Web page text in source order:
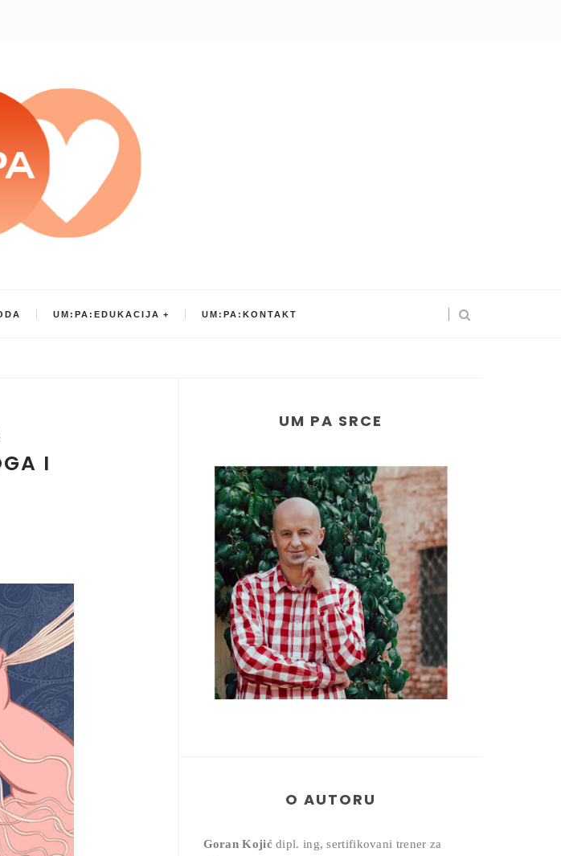
UM:PA:EDUKACIJA UM:PA:KONTAKT
I
UM PA SRCE
O AUTORU
Goran Kojić dipl. ing, sertifikovani trener za